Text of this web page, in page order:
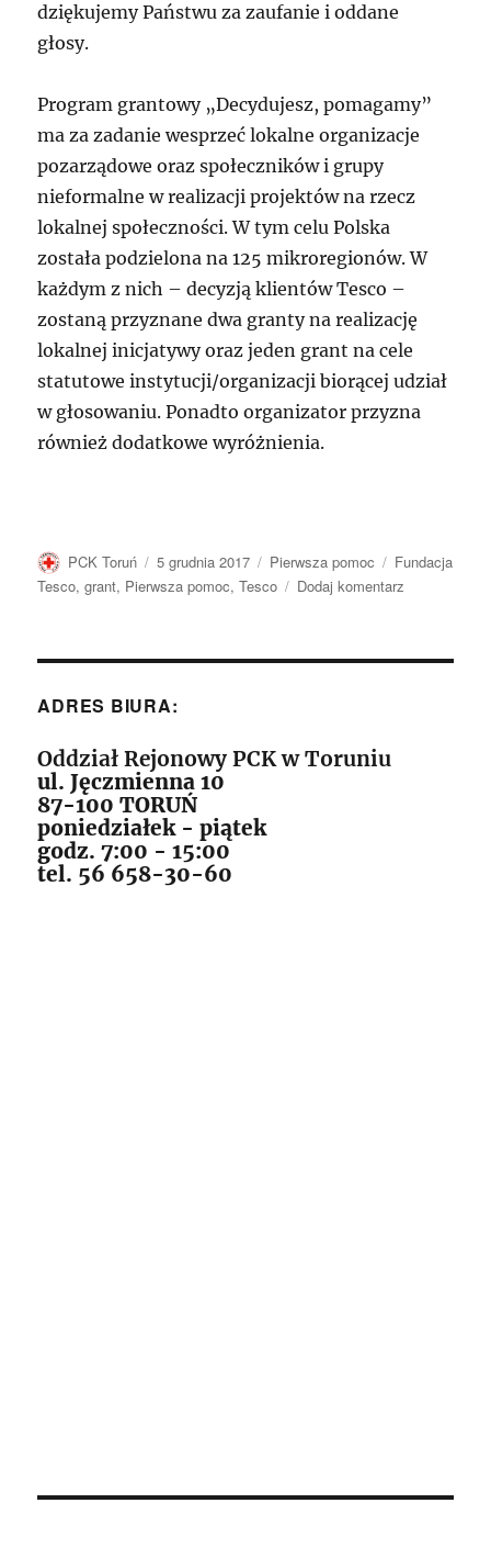
dziękujemy Państwu za zaufanie i oddane
głosy.
Program grantowy „Decydujesz, pomagamy”
ma za zadanie wesprzeć lokalne organizacje
pozarządowe oraz społeczników i grupy
nieformalne w realizacji projektów na rzecz
lokalnej społeczności. W tym celu Polska
została podzielona na 125 mikroregionów. W
każdym z nich – decyzją klientów Tesco –
zostaną przyznane dwa granty na realizację
lokalnej inicjatywy oraz jeden grant na cele
statutowe instytucji/organizacji biorącej udział
w głosowaniu. Ponadto organizator przyzna
również dodatkowe wyróżnienia.
Autor
PCK Toruń
Data
publikacji
5 grudnia 2017 Kategorie
Pierwsza pomoc Tagi
Fundacja
Tesco,grant, Pierwsza pomoc,Tesco Dodaj komentarz
Pomocy
ADRES BIURA:
Oddział Rejonowy PCK w Toruniu
ul. Jęczmienna 10
87-100 TORUŃ
poniedziałek - piątek
godz. 7:00 - 15:00
tel. 56 658-30-60